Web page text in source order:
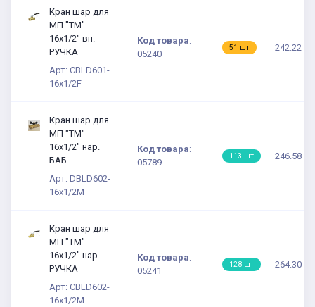
Кран шар для
МП "TM"
16х1/2" вн.
РУЧКА
Арт: CBLD601-
16x1/2F
Код товара:
05240
51 шт 242.22 ₽
Кран шар для
МП "TM"
16х1/2" нар.
БАБ.
Арт: DBLD602-
16x1/2М
Код товара:
05789
113 шт 246.58 ₽
Кран шар для
МП "TM"
16х1/2" нар.
РУЧКА
Арт: CBLD602-
16x1/2М
Код товара:
05241
128 шт 264.30 ₽